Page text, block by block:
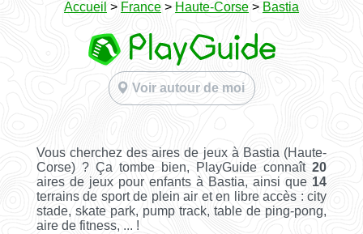
Accueil > France > Haute-Corse > Bastia
Voir autour de moi
Vous cherchez des aires de jeux à Bastia (Haute-
Corse) ? Ça tombe bien, PlayGuide connaît20
aires de jeux pour enfants à Bastia, ainsi que 14
terrains de sport de plein air et en libre accès : city
stade, skate park, pump track, table de ping-pong,
aire de fitness, ... !